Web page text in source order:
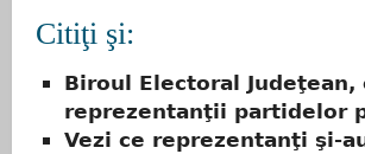
Citiţi şi:
Biroul Electoral Judeţean,
reprezentanţii partidelor
Vezi ce reprezentanţi şi-